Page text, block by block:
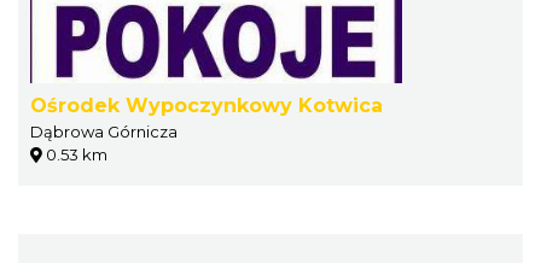
Ośrodek Wypoczynkowy Kotwica
Dąbrowa Górnicza
0.53 km